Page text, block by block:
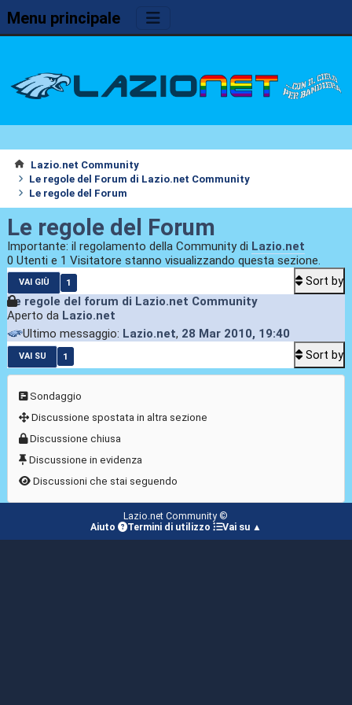
Menu principale
Lazio.net Community
Le regole del Forum di Lazio.net Community
Le regole del Forum
Le regole del Forum
Importante: il regolamento della Community di Lazio.net
0 Utenti e 1 Visitatore stanno visualizzando questa sezione.
VAI GIÙ 1
Sort by
Le regole del forum di Lazio.net Community
Aperto da Lazio.net
Ultimo messaggio: Lazio.net, 28 Mar 2010, 19:40
VAI SU 1 Sort by
Sondaggio
Discussione spostata in altra sezione
Discussione chiusa
Discussione in evidenza
Discussioni che stai seguendo
Lazio.net Community ©
Aiuto
Termini di utilizzo Vai su ▲